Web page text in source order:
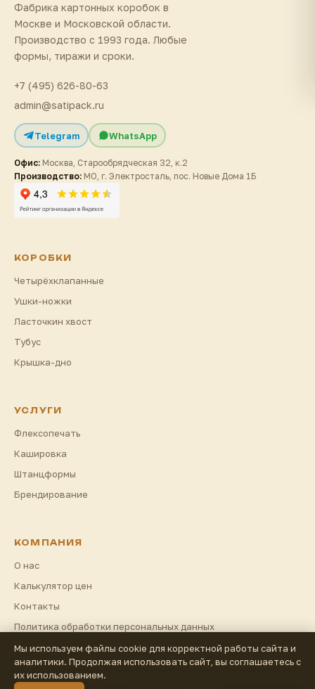
Фабрика картонных коробок в
Москве и Московской области.
Производство с 1993 года. Любые
формы, тиражи и сроки.
+7 (495) 626-80-63
admin@satipack.ru
Telegram WhatsApp
Офис: Москва, Старообрядческая 32, к.2
Производство: МО, г. Электросталь, пос. Новые Дома 1Б
КОРОБКИ
Четырёхклапанные
Ушки-ножки
Ласточкин хвост
Тубус
Крышка-дно
УСЛУГИ
Флексопечать
Кашировка
Штанцформы
Брендирование
КОМПАНИЯ
О нас
Калькулятор цен
Контакты
Политика обработки персональных данных
Мы используем файлы cookie для корректной работы сайта и
аналитики. Продолжая использовать сайт, вы соглашаетесь с
их использованием.